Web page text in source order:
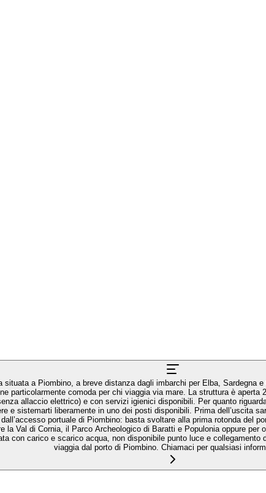
dagli imbarchi per Elba, Sardegna e Corsica. Il parcheggio si trova proprio accanto alla biglietteria dei
è aperta 24 ore su 24 e mette a disposizione posti per auto, moto e camper, con un’area camper
riguarda la gestione all’arrivo, il funzionamento è semplice e flessibile: se al tuo ingresso non
e sistemarti liberamente in uno dei posti disponibili. Prima dell’uscita
la Val di Cornia, il Parco Archeologico di Baratti e Populonia oppure
viaggia dal porto di Piombino. Chiamaci per qualsiasi